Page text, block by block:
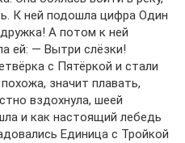
К ней подошла цифра Один
А потом к ней
ей: — Вытри слёзки!
с Пятёркой и стали
значит плавать,
вздохнула, шеей
и как настоящий лебедь
Единица с Тройкой